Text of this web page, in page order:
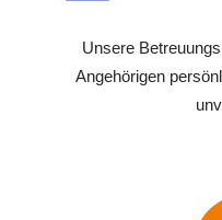
Unsere
Angehörigen